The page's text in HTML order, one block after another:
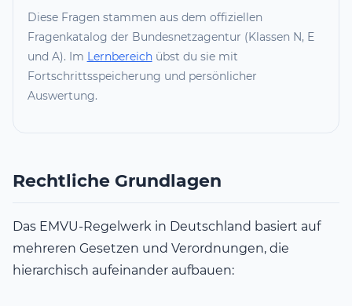
Diese Fragen stammen aus dem offiziellen
Fragenkatalog der Bundesnetzagentur (Klassen N, E
und A). Im Lernbereichübst du sie mit
Fortschrittsspeicherung und persönlicher
Auswertung.
Rechtliche Grundlagen
Das EMVU-Regelwerk in Deutschland basiert auf
mehreren Gesetzen und Verordnungen, die
hierarchisch aufeinander aufbauen: